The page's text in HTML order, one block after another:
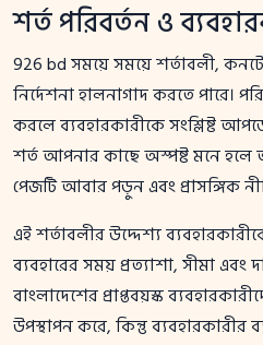
শর্ত পরিবর্তন ও
926 bd সময়ে সময়ে শর্তাবলী,
নির্দেশনা হালনাগাদ করতে পারে।
করলে ব্যবহারকারীকে সংশ্লিষ্ট
শর্ত আপনার কাছে অস্পষ্ট মনে
পেজটি আবার পড়ুন এবং প্রাসঙ্গিক
এই শর্তাবলীর উদ্দেশ্য
ব্যবহারের সময় প্রত্যাশা, সীমা এবং
বাংলাদেশের প্রাপ্তবয়স্ক
উপস্থাপন করে, কিন্তু ব্যবহারকারীর